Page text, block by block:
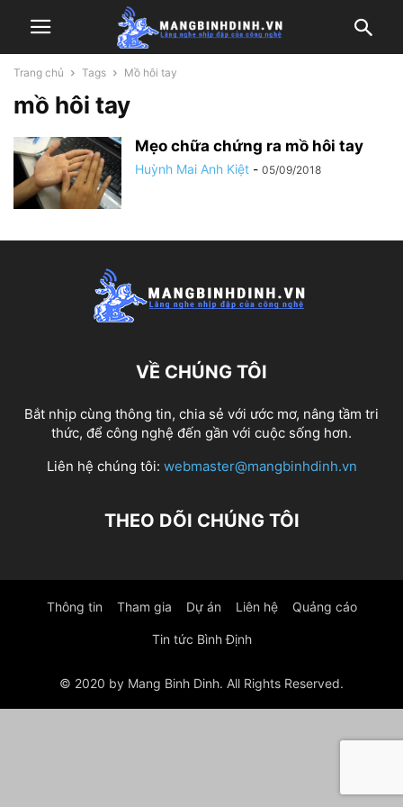
Trang chủ Tags Mồ hôi tay
mồ hôi tay
Mẹo chữa chứng ra mồ hôi tay
Huỳnh Mai Anh Kiệt - 05/09/2018
VỀ CHÚNG TÔI
Bắt nhịp cùng thông tin, chia sẻ với ước mơ, nâng tầm tri
thức, để công nghệ đến gần với cuộc sống hơn.
Liên hệ chúng tôi: webmaster@mangbinhdinh.vn
THEO DÕI CHÚNG TÔI
Thông tin Tham gia Dự án Liên hệ Quảng cáo
Tin tức Bình Định
© 2020 by Mang Binh Dinh. All Rights Reserved.